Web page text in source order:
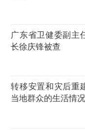
广东省卫健委副主
长徐庆锋被查
转移安置和灾后重
当地群众的生活情